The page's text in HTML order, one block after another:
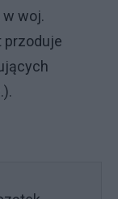
w woj.
przoduje